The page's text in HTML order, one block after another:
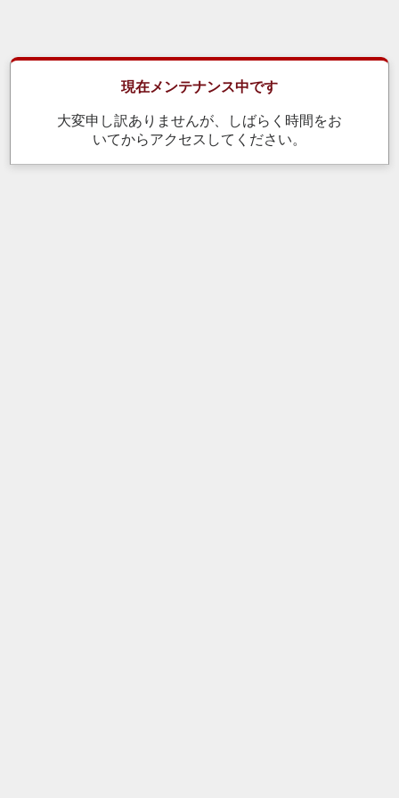
現在メンテナンス中です
大変申し訳ありませんが、しばらく時間をお
いてからアクセスしてください。